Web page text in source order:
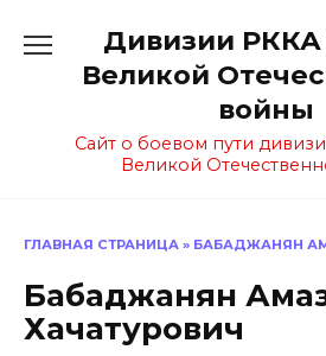
содержанию
Дивизии РККА
Великой
войны
Сайт о боевом пути
Великой
ГЛАВНАЯ СТРАНИЦА » БАБАДЖАНЯН
Бабаджанян
Хачатурович